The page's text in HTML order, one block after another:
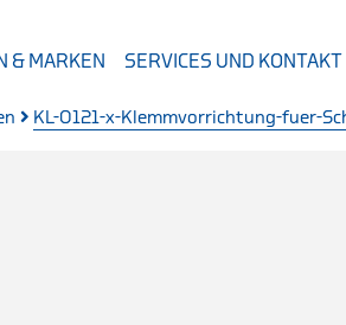
& MARKEN SERVICES UND KONTAKT
KL-0121-x-Klemmvorrichtung-fuer-